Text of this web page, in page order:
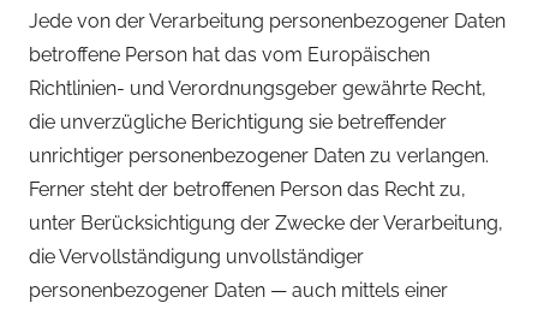
Jede von der Verarbeitung personenbezogener Daten
betroffene Person hat das vom Europäischen
Richtlinien- und Verordnungsgeber gewährte Recht,
die unverzügliche Berichtigung sie betreffender
unrichtiger personenbezogener Daten zu verlangen.
Ferner steht der betroffenen Person das Recht zu,
unter Berücksichtigung der Zwecke der Verarbeitung,
die Vervollständigung unvollständiger
personenbezogener Daten — auch mittels einer